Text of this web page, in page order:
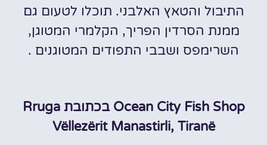
התיבול והטאץ האלבני. תוכלו לטעום גם
ממנת הסרדין הפריך, הקלמרי המטוגן,
השרימפס ושבבי התפודים המטוגנים .
Ocean City Fish Shop בכתובת Rruga
Vëllezërit Manastirli, Tiranë